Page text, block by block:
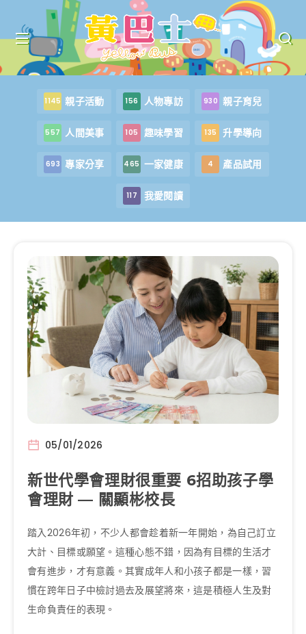
1145 親子活動 156 人物專訪 930 親子育兒
557 人間美事 105 趣味學習 135 升學導向
693 專家分享 465 一家健康 4 產品試用
117 我愛閱讀
05/01/2026
新世代學會理財很重要 6招助孩子學
會理財 — 關顯彬校長
踏入2026年初，不少人都會趁着新一年開始，為自己訂立
大計、目標或願望。這種心態不錯，因為有目標的生活才
會有進步，才有意義。其實成年人和小孩子都是一樣，習
慣在跨年日子中檢討過去及展望將來，這是積極人生及對
生命負責任的表現。